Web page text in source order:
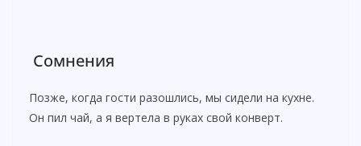
Сомнения
Позже, когда гости разошлись, мы сидели на кухне.
Он пил чай, а я вертела в руках свой конверт.